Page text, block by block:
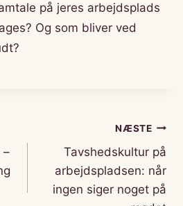
på jeres arbejdsplads
Og som bliver ved
–
NÆSTE
Tavshedskultur på
arbejdspladsen: når
ingen siger noget på